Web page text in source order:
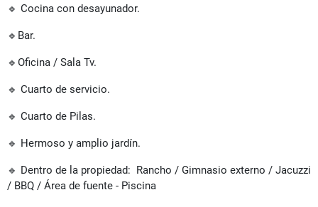
🔹 Cocina con desayunador.
🔹Bar.
🔹Oficina / Sala Tv.
🔹 Cuarto de servicio.
🔹 Cuarto de Pilas.
🔹 Hermoso y amplio jardín.
🔹 Dentro de la propiedad: Rancho / Gimnasio externo / Jacuzzi
/ BBQ / Área de fuente - Piscina